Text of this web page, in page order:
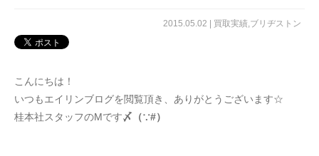
2015.05.02 | 買取実績,ブリヂストン
こんにちは！
いつもエイリンブログを閲覧頂き、ありがとうございます☆
桂本社スタッフのMです〆（∵#）